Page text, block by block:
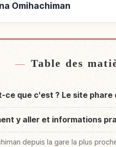
Omihachiman
Table des
ce que c'est ? Le site phare
y aller et informations
depuis la gare la plus